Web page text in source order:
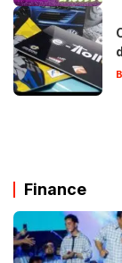
Finance